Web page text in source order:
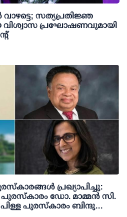
സത്യപ്രതിജ്ഞ
വിശ്വാസ പ്രഘോഷണവുമായി
പ്രഖ്യാപിച്ചു:
ഡോ. മാമ്മന്‍ സി.
പിള്ള പുരസ്‌കാരം ബിന്ദു